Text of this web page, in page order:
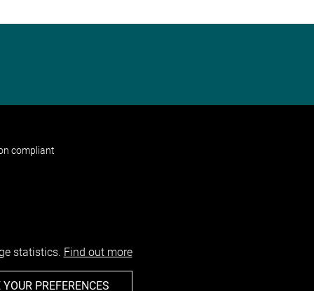
compliant
statistics. Find out more
PREFERENCES